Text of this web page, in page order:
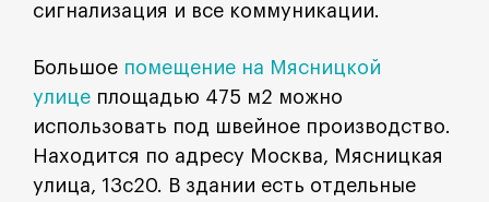
сигнализация и все коммуникации.
Большое помещение на Мясницкой
улице площадью 475 м2 можно
использовать под швейное производство.
Находится по адресу Москва, Мясницкая
улица, 13с20. В здании есть отдельные